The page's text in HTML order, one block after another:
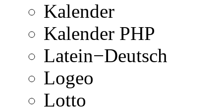
Kalender
Kalender PHP
Latein−Deutsch
Logeo
Lotto